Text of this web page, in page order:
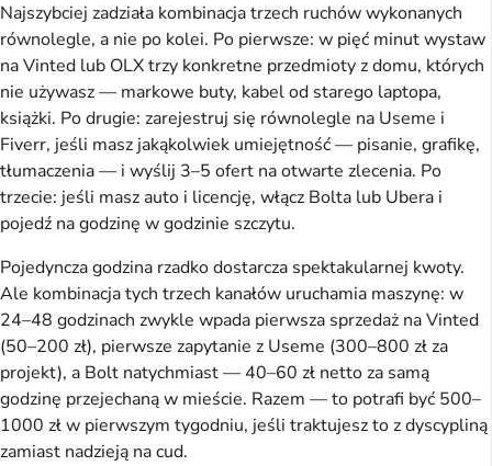
Najszybciej zadziała kombinacja trzech ruchów wykonanych
równolegle, a nie po kolei. Po pierwsze: w pięć minut wystaw
na Vinted lub OLX trzy konkretne przedmioty z domu, których
nie używasz — markowe buty, kabel od starego laptopa,
książki. Po drugie: zarejestruj się równolegle na Useme i
Fiverr, jeśli masz jakąkolwiek umiejętność — pisanie, grafikę,
tłumaczenia — i wyślij 3–5 ofert na otwarte zlecenia. Po
trzecie: jeśli masz auto i licencję, włącz Bolta lub Ubera i
pojedź na godzinę w godzinie szczytu.
Pojedyncza godzina rzadko dostarcza spektakularnej kwoty.
Ale kombinacja tych trzech kanałów uruchamia maszynę: w
24–48 godzinach zwykle wpada pierwsza sprzedaż na Vinted
(50–200 zł), pierwsze zapytanie z Useme (300–800 zł za
projekt), a Bolt natychmiast — 40–60 zł netto za samą
godzinę przejechaną w mieście. Razem — to potrafi być 500–
1000 zł w pierwszym tygodniu, jeśli traktujesz to z dyscypliną
zamiast nadzieją na cud.